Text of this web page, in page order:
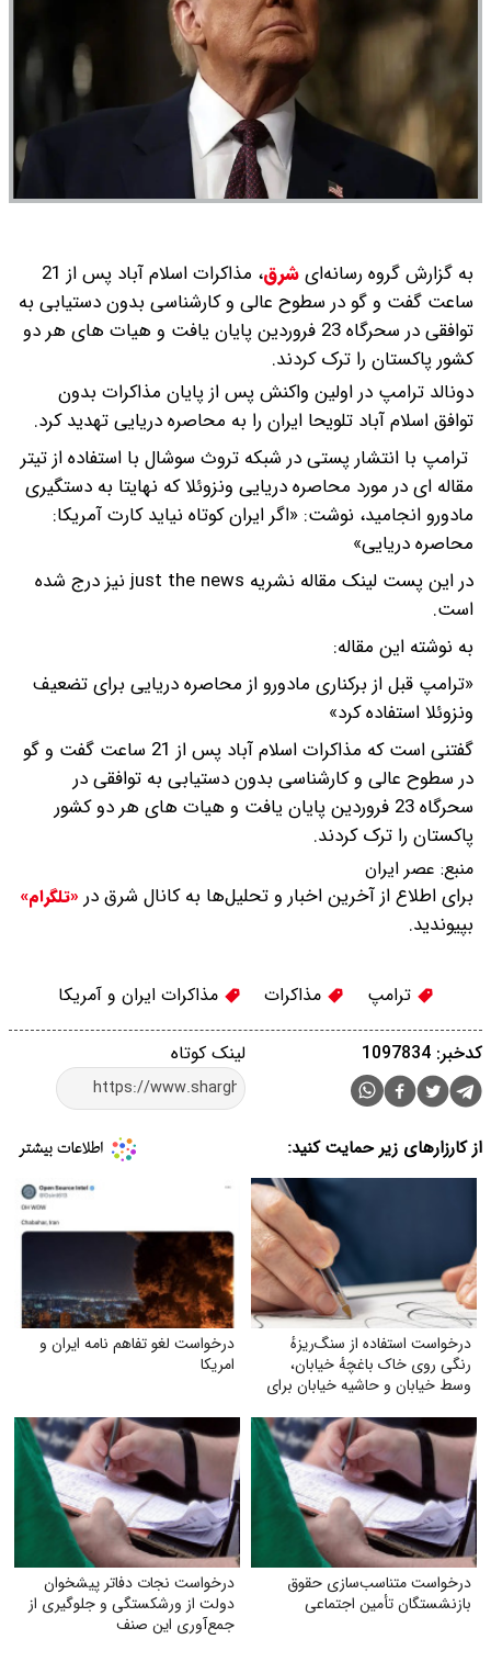
به گزارش گروه رسانه‌ایشرق،
مذاکرات اسلام آباد پس از 21
ساعت گفت و گو در سطوح عالی و کارشناسی بدون دستیابی به
توافقی در سحرگاه 23 فروردین پایان یافت و هیات های هر دو
کشور پاکستان را ترک کردند.
دونالد ترامپ در اولین واکنش پس از پایان مذاکرات بدون
توافق اسلام آباد تلویحا ایران را به محاصره دریایی تهدید کرد.
ترامپ با انتشار پستی در شبکه تروث سوشال با استفاده از تیتر
مقاله ای در مورد محاصره دریایی ونزوئلا که نهایتا به دستگیری
مادورو انجامید، نوشت: «اگر ایران کوتاه نیاید کارت آمریکا:
محاصره دریایی»
در این پست لینک مقاله نشریه just the news نیز درج شده
است.
به نوشته این مقاله:
«ترامپ قبل از برکناری مادورو از محاصره دریایی برای تضعیف
ونزوئلا استفاده کرد»
گفتنی است که مذاکرات اسلام آباد پس از 21 ساعت گفت و گو
در سطوح عالی و کارشناسی بدون دستیابی به توافقی در
سحرگاه 23 فروردین پایان یافت و هیات های هر دو کشور
پاکستان را ترک کردند.
منبع: عصر ایران
برای اطلاع از آخرین اخبار و تحلیل‌ها به کانال شرق در «تلگرام»
بپیوندید.
ترامپ مذاکرات مذاکرات ایران و آمریکا
لینک کوتاه کدخبر: 1097834
از کارزارهای زیر حمایت کنید:
درخواست استفاده از سنگ‌ریزهٔ
رنگی روی خاک باغچهٔ خیابان،
وسط خیابان و حاشیه خیابان برای
درخواست لغو تفاهم نامه ایران و
امریکا
درخواست متناسب‌سازی حقوق
بازنشستگان تأمین اجتماعی
درخواست نجات دفاتر پیشخوان
دولت از ورشکستگی و جلوگیری از
جمع‌آوری این صنف